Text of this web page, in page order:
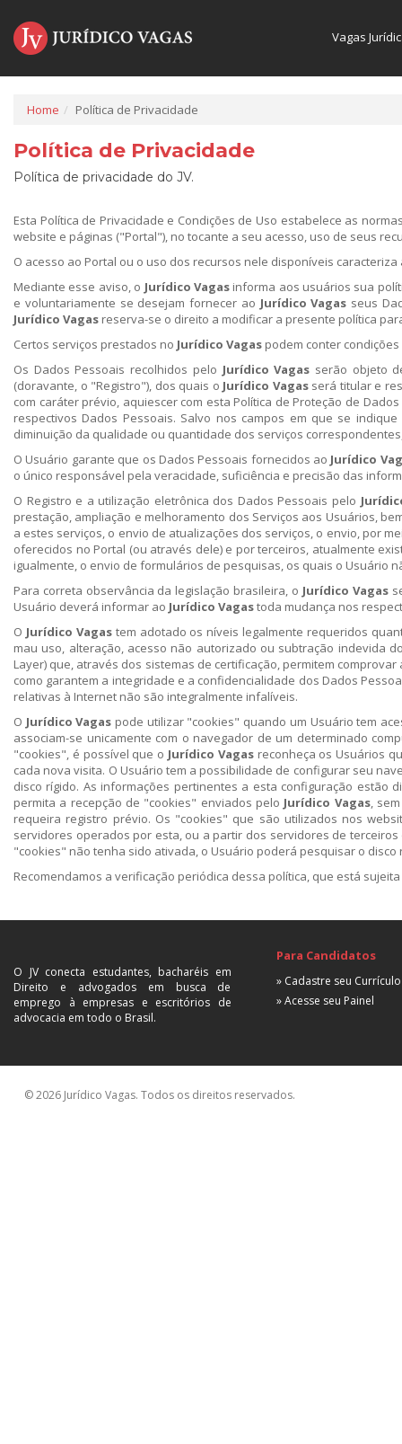
Vagas
Home Política de Privacidade
Política de Privacidade
Política de privacidade do JV.
Esta Política de Privacidade e Condições de Uso estabelece as
website e páginas ("Portal"), no tocante a seu acesso, uso de seus
O acesso ao Portal ou o uso dos recursos nele disponíveis
Mediante esse aviso, o Jurídico Vagasinforma aos usuários sua
e voluntariamente se desejam fornecer ao Jurídico Vagas seus
Jurídico Vagas reserva-se o direito a modificar a presente política
Certos serviços prestados no Jurídico Vagas podem conter
Os Dados Pessoais recolhidos pelo Jurídico Vagas serão objeto
(doravante, o "Registro"), dos quais o Jurídico Vagasserá titular e
com caráter prévio, aquiescer com esta Política de Proteção de
respectivos Dados Pessoais. Salvo nos campos em que se
diminuição da qualidade ou quantidade dos serviços
O Usuário garante que os Dados Pessoais fornecidos ao Jurídico
o único responsável pela veracidade, suficiência e precisão das
O Registro e a utilização eletrônica dos Dados Pessoais pelo
prestação, ampliação e melhoramento dos Serviços aos Usuários,
a estes serviços, o envio de atualizações dos serviços, o envio, por
oferecidos no Portal (ou através dele) e por terceiros, atualmente
igualmente, o envio de formulários de pesquisas, os quais o Usuário
Para correta observância da legislação brasileira, o Jurídico Vagas
Usuário deverá informar ao Jurídico Vagastoda mudança nos
O Jurídico Vagastem adotado os níveis legalmente requeridos
mau uso, alteração, acesso não autorizado ou subtração indevida
Layer) que, através dos sistemas de certificação, permitem
como garantem a integridade e a confidencialidade dos Dados
relativas à Internet não são integralmente infalíveis.
O Jurídico Vagas pode utilizar "cookies" quando um Usuário tem
associam-se unicamente com o navegador de um determinado
"cookies", é possível que o Jurídico Vagasreconheça os Usuários
cada nova visita. O Usuário tem a possibilidade de configurar seu
disco rígido. As informações pertinentes a esta configuração
permita a recepção de "cookies" enviados pelo Jurídico Vagas,
requeira registro prévio. Os "cookies" que são utilizados nos
servidores operados por esta, ou a partir dos servidores de
"cookies" não tenha sido ativada, o Usuário poderá pesquisar o
Recomendamos a verificação periódica dessa política, que está
O JV conecta estudantes, bacharéis em
Direito e advogados em busca de
emprego à empresas e escritórios de
advocacia em todo o Brasil.
Para Candidatos
» Cadastre seu Currículo
» Acesse seu Painel
© 2026 Jurídico Vagas. Todos os direitos reservados.